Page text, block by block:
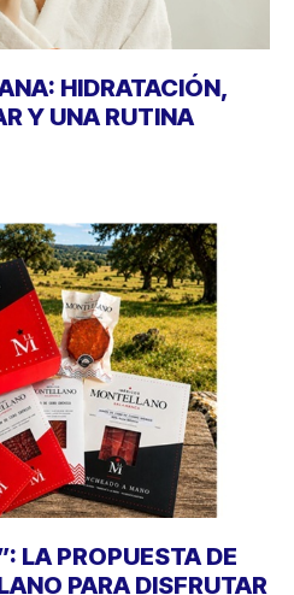
HIDRATACIÓN,
Y UNA RUTINA
LA PROPUESTA DE
PARA DISFRUTAR